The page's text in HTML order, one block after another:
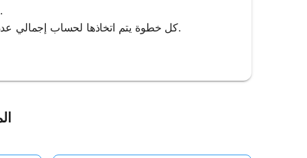
2. انقر فوق 'Calculate': اضغط على زر 'Calculate' لحساب الكسور المولية.
3. حل خطوة بخطوة: ستعرض Mathos AI كل خطوة يتم اتخاذها لحساب إجمالي عدد المولات والكسور المولية الفردية.